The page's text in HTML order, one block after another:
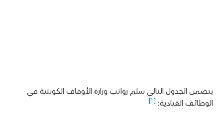
يتضمن الجدول التالي سلم رواتب وزارة الأوقاف الكويتية في
الوظائف القيادية: [1]